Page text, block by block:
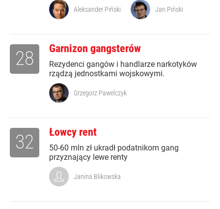
Aleksander Piński Jan Piński
Garnizon gangsterów
Rezydenci gangów i handlarze narkotyków
rządzą jednostkami wojskowymi.
28
Grzegorz Pawelczyk
Łowcy rent
50-60 mln zł ukradł podatnikom gang
przyznający lewe renty
32
Janina Blikowska